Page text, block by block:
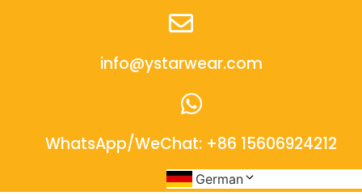
info@ystarwear.com
WhatsApp/WeChat: +86 15606924212
German